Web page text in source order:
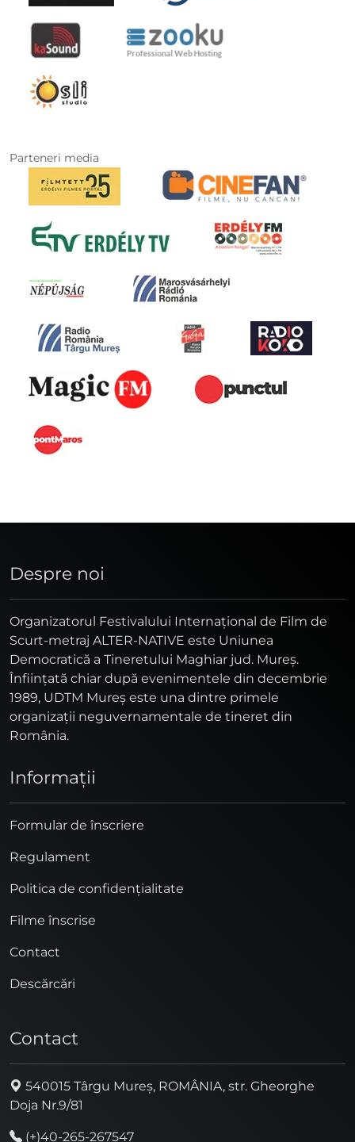
Parteneri media
Despre noi
Organizatorul Festivalului Internaţional de Film de
Scurt-metraj ALTER-NATIVE este Uniunea
Democratică a Tineretului Maghiar jud. Mureş.
Înfiinţată chiar după evenimentele din decembrie
1989, UDTM Mureş este una dintre primele
organizaţii neguvernamentale de tineret din
România.
Informaţii
Formular de înscriere
Regulament
Politica de confidențialitate
Filme înscrise
Contact
Descărcări
Contact
540015 Târgu Mureș, ROMÂNIA, str. Gheorghe
Doja Nr.9/81
(+)40-265-267547